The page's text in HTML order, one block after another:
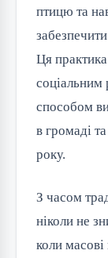
птицю та
Ця
способом
в громаді
року.
З часом
ніколи не
коли